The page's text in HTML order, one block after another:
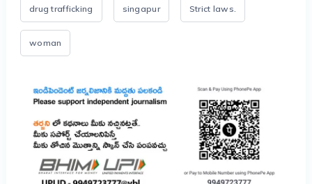
drug trafficking singapur Strict laws.
woman